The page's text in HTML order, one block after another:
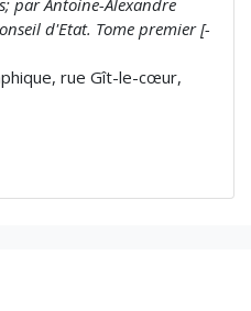
par Antoine-Alexandre
d'Etat. Tome premier [-
rue Gît-le-cœur,